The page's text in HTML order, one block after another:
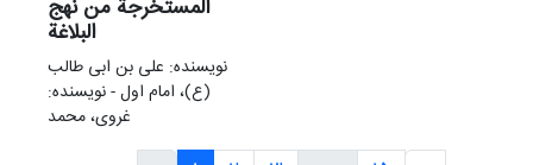
المستخرجة من نهج
‌البلاغة
نویسنده: علی بن ابی طالب
(ع)، امام اول - نویسنده:
غروی، محمد